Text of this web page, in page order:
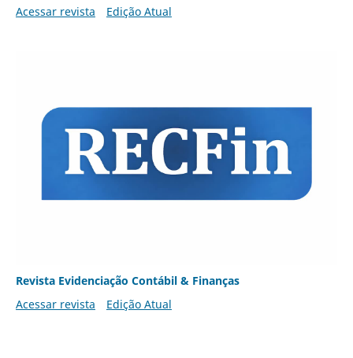
Acessar revista
Edição Atual
Revista Evidenciação Contábil & Finanças
Acessar revista
Edição Atual